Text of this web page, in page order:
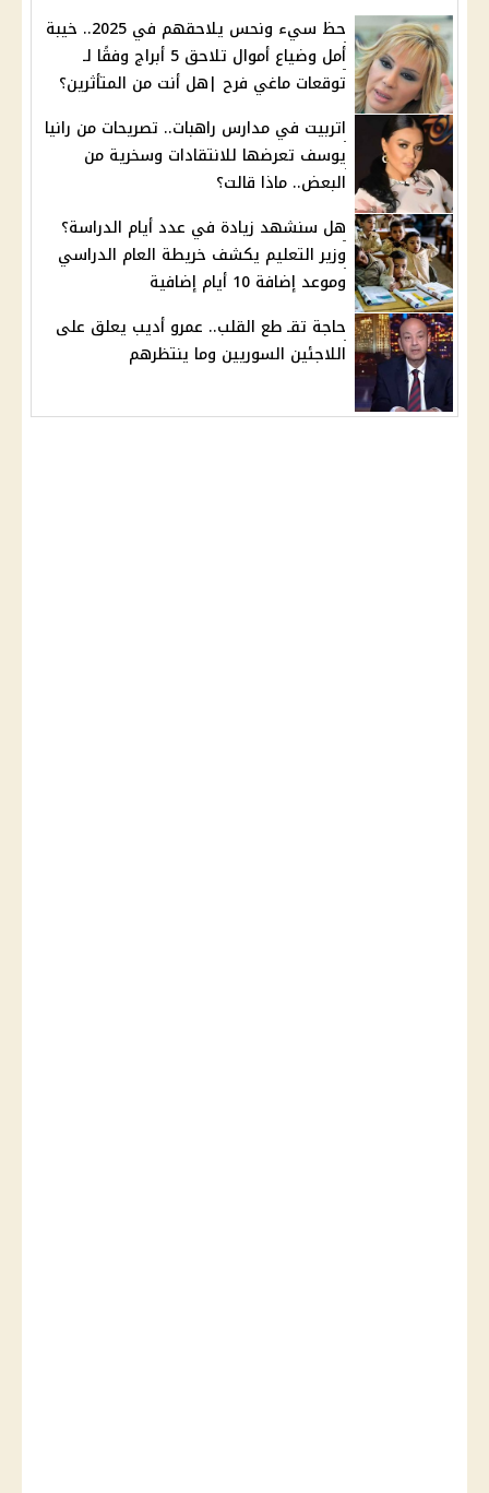
حظ سيء ونحس يلاحقهم في 2025.. خيبة
أمل وضياع أموال تلاحق 5 أبراج وفقًا لـ
توقعات ماغي فرح |هل أنت من المتأثرين؟
اتربيت في مدارس راهبات.. تصريحات من رانيا
يوسف تعرضها للانتقادات وسخرية من
البعض.. ماذا قالت؟
هل سنشهد زيادة في عدد أيام الدراسة؟
وزير التعليم يكشف خريطة العام الدراسي
وموعد إضافة 10 أيام إضافية
حاجة تقـ طع القلب.. عمرو أديب يعلق على
اللاجئين السوريين وما ينتظرهم